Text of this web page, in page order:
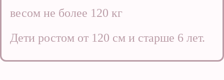
весом не более 120 кг
Дети ростом от 120 см и старше 6 лет.